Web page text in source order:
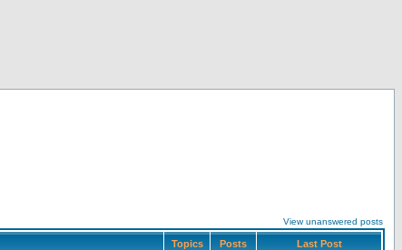
View unanswered posts
Topics Posts Last Post